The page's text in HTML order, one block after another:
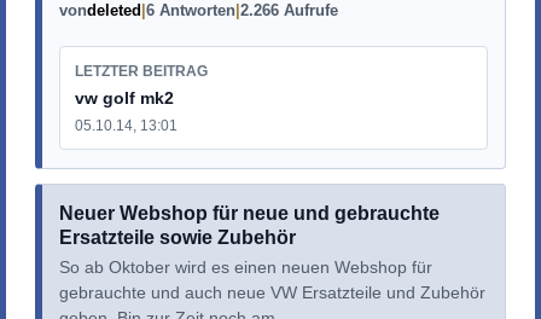
vondeleted 6 Antworten 2.266 Aufrufe
LETZTER BEITRAG
vw golf mk2
05.10.14, 13:01
Neuer Webshop für neue und gebrauchte
Ersatzteile sowie Zubehör
So ab Oktober wird es einen neuen Webshop für
gebrauchte und auch neue VW Ersatzteile und Zubehör